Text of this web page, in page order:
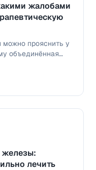
жалобами
можно прояснить у
объединённая
железы:
лечить